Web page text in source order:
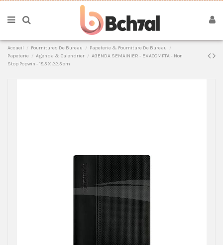
Accueil Fournitures De Bureau
Papeterie & Fourniture De Bureau
Papeterie
Agenda & Calendrier
AGENDA SEMAINIER - EXACOMPTA - Non
Stop Popwin - 18,5 X 22,5 cm